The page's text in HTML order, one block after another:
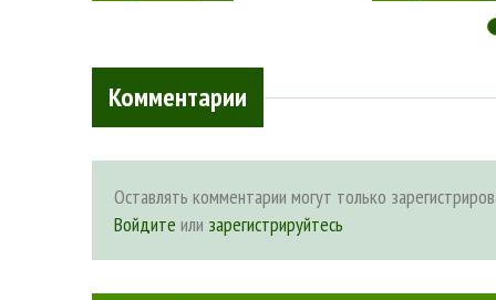
Комментарии
Оставлять комментарии могут только
Войдите или зарегистрируйтесь